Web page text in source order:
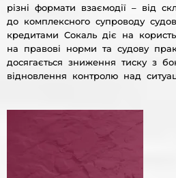
різні формати взаємодії – від
до комплексного супроводу
кредитами Сокаль діє на користь
на правові норми та судову
досягається зниження тиску з
відновлення контролю над